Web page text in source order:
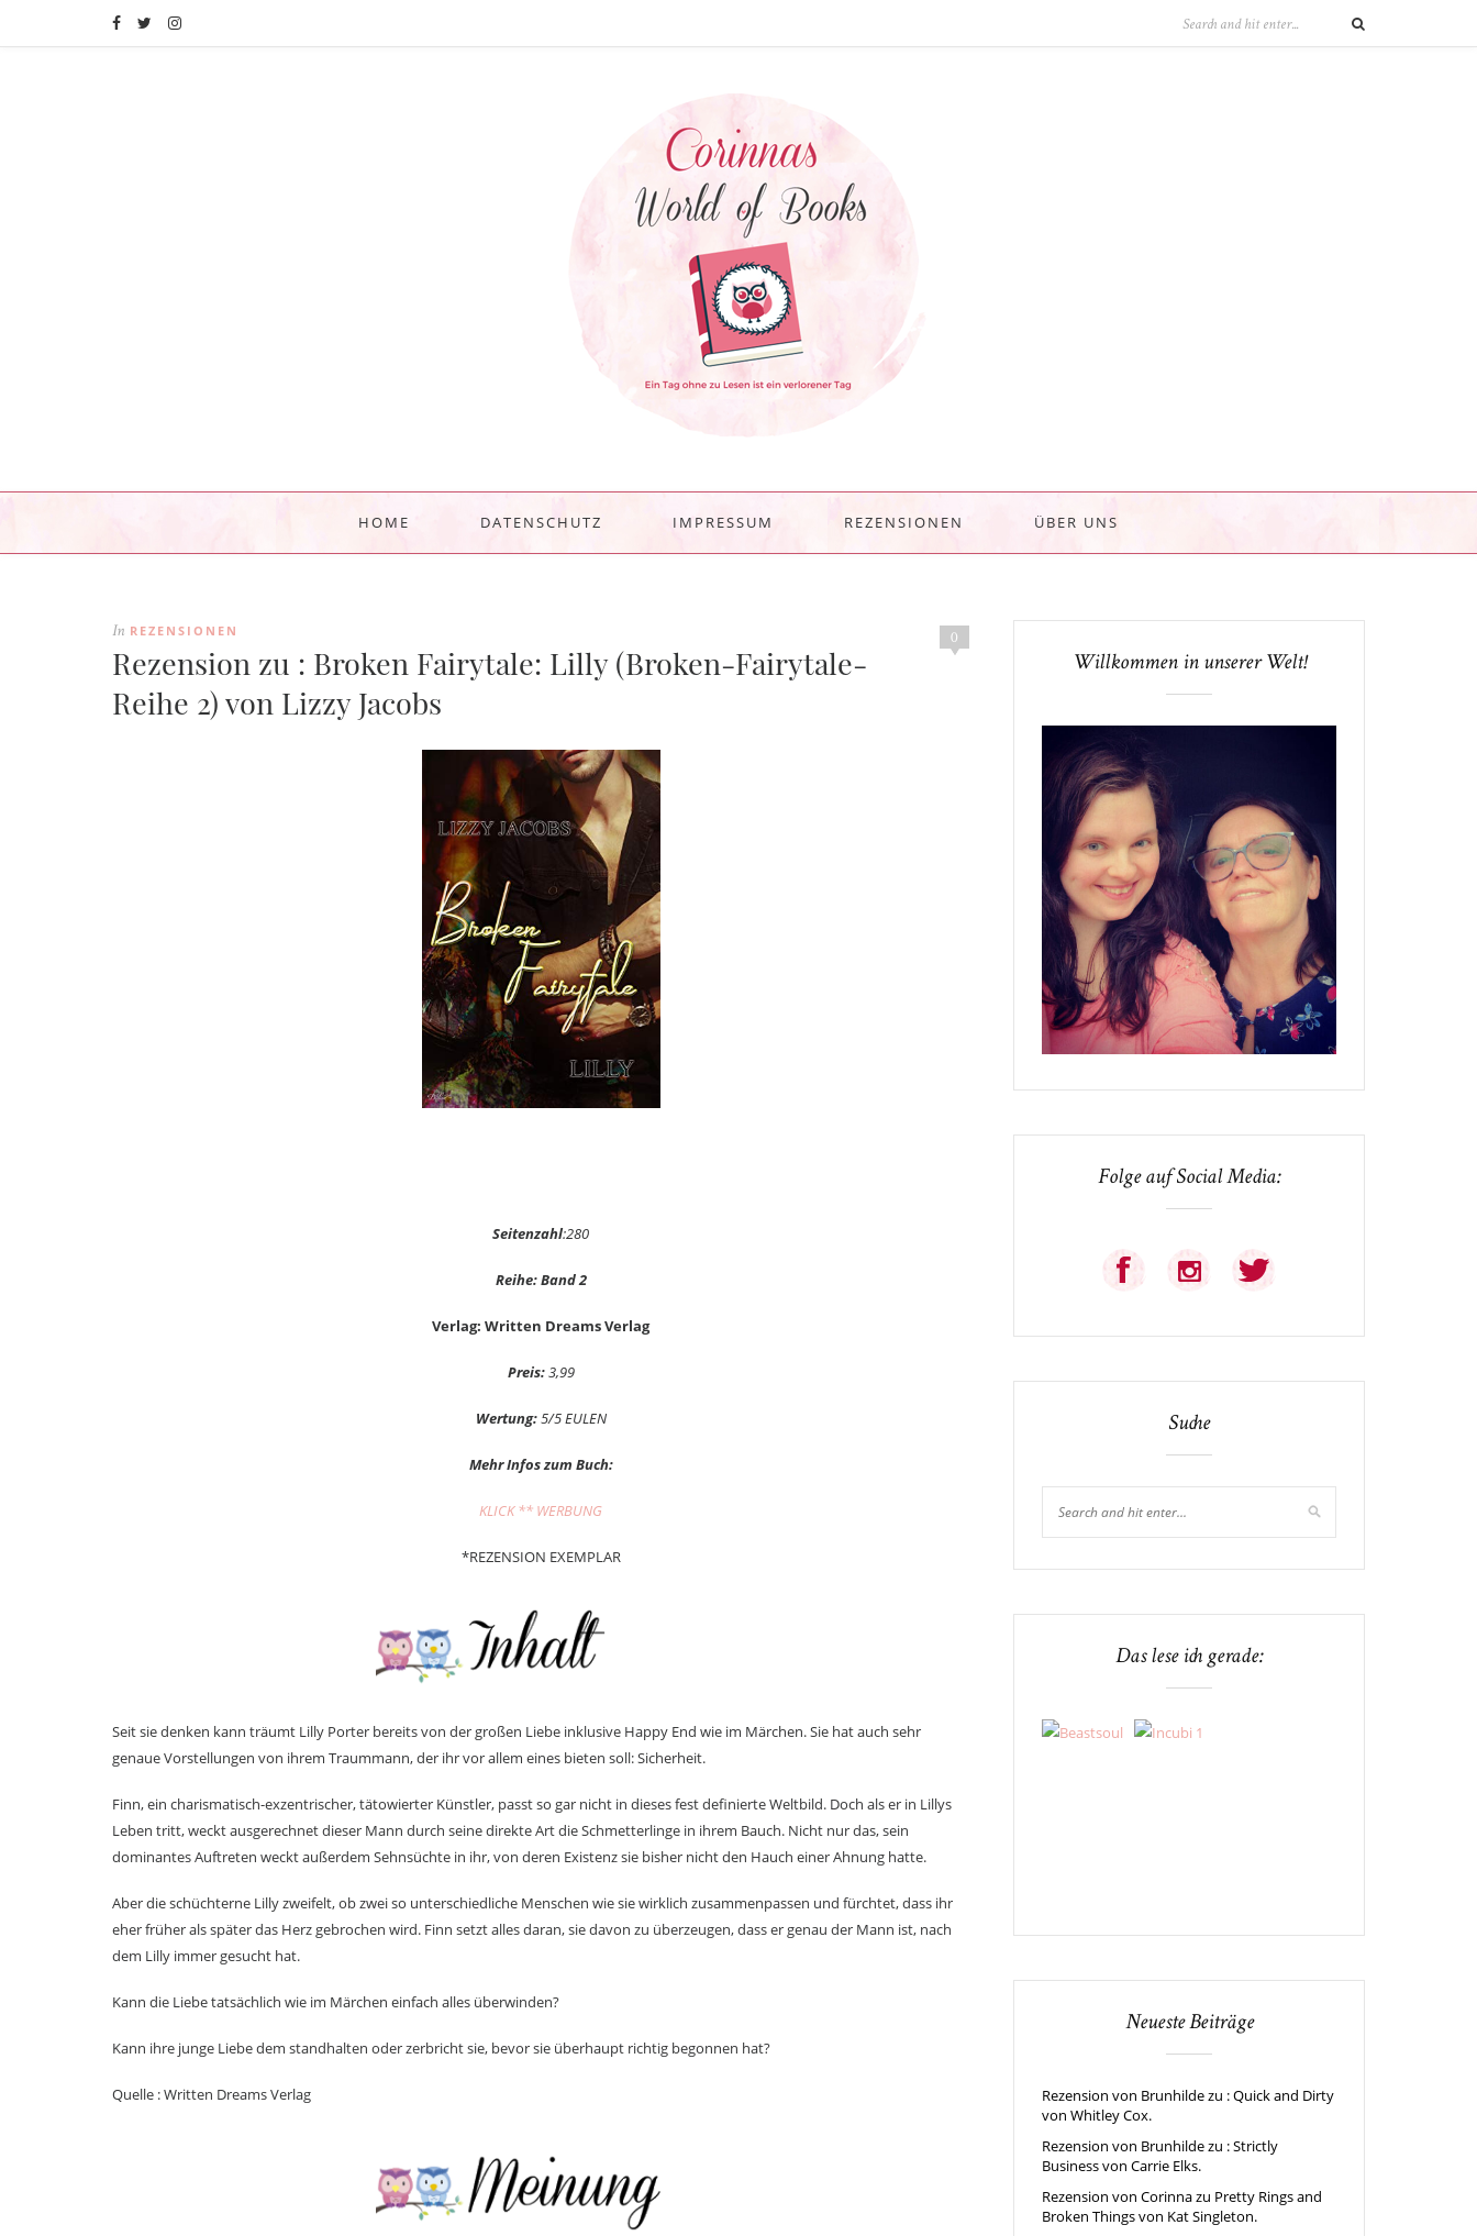
HOME DATENSCHUTZ IMPRESSUM REZENSIONEN ÜBER UNS
0
In REZENSIONEN
Rezension zu : Broken Fairytale: Lilly (Broken-Fairytale-
Reihe 2) von Lizzy Jacobs
Seitenzahl:280
Reihe: Band 2
Verlag: Written Dreams Verlag
Preis:3,99
Wertung:5/5 EULEN
Mehr Infos zum Buch:
KLICK ** WERBUNG
*REZENSION EXEMPLAR
Seit sie denken kann träumt Lilly Porter bereits von der großen Liebe inklusive Happy End wie im Märchen. Sie hat auch sehr
genaue Vorstellungen von ihrem Traummann, der ihr vor allem eines bieten soll: Sicherheit.
Finn, ein charismatisch-exzentrischer, tätowierter Künstler, passt so gar nicht in dieses fest definierte Weltbild. Doch als er in Lillys
Leben tritt, weckt ausgerechnet dieser Mann durch seine direkte Art die Schmetterlinge in ihrem Bauch. Nicht nur das, sein
dominantes Auftreten weckt außerdem Sehnsüchte in ihr, von deren Existenz sie bisher nicht den Hauch einer Ahnung hatte.
Aber die schüchterne Lilly zweifelt, ob zwei so unterschiedliche Menschen wie sie wirklich zusammenpassen und fürchtet, dass ihr
eher früher als später das Herz gebrochen wird. Finn setzt alles daran, sie davon zu überzeugen, dass er genau der Mann ist, nach
dem Lilly immer gesucht hat.
Kann die Liebe tatsächlich wie im Märchen einfach alles überwinden?
Kann ihre junge Liebe dem standhalten oder zerbricht sie, bevor sie überhaupt richtig begonnen hat?
Quelle : Written Dreams Verlag
Willkommen in unserer Welt!
Folge auf Social Media:
Suche
Das lese ich gerade:
Neueste Beiträge
Rezension von Brunhilde zu : Quick and Dirty
von Whitley Cox.
Rezension von Brunhilde zu : Strictly
Business von Carrie Elks.
Rezension von Corinna zu Pretty Rings and
Broken Things von Kat Singleton.